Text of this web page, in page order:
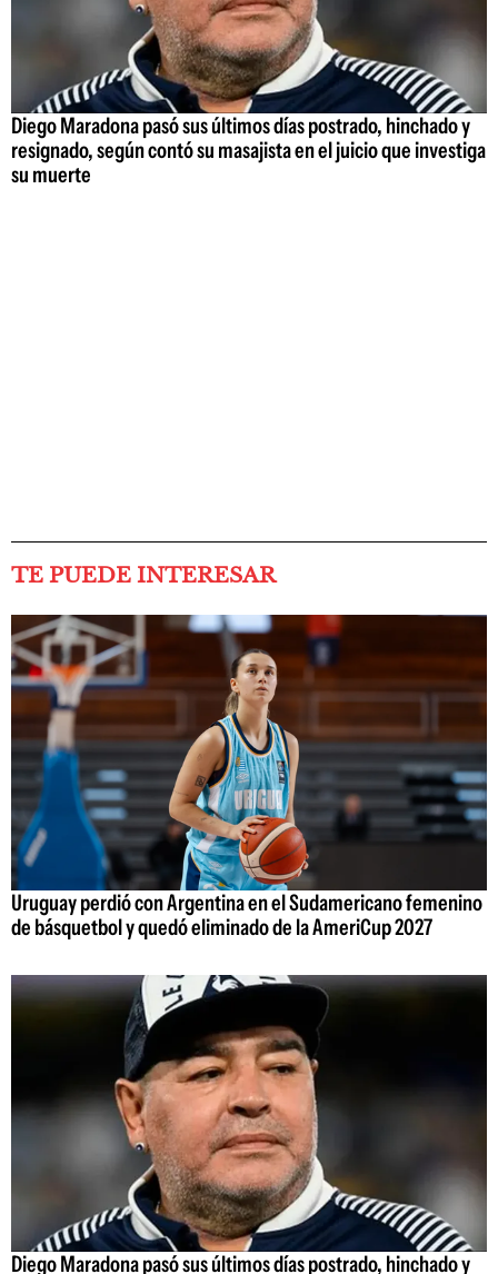
Diego Maradona pasó sus últimos días postrado, hinchado y
resignado, según contó su masajista en el juicio que investiga
su muerte
TE PUEDE INTERESAR
Uruguay perdió con Argentina en el Sudamericano femenino
de básquetbol y quedó eliminado de la AmeriCup 2027
Diego Maradona pasó sus últimos días postrado, hinchado y